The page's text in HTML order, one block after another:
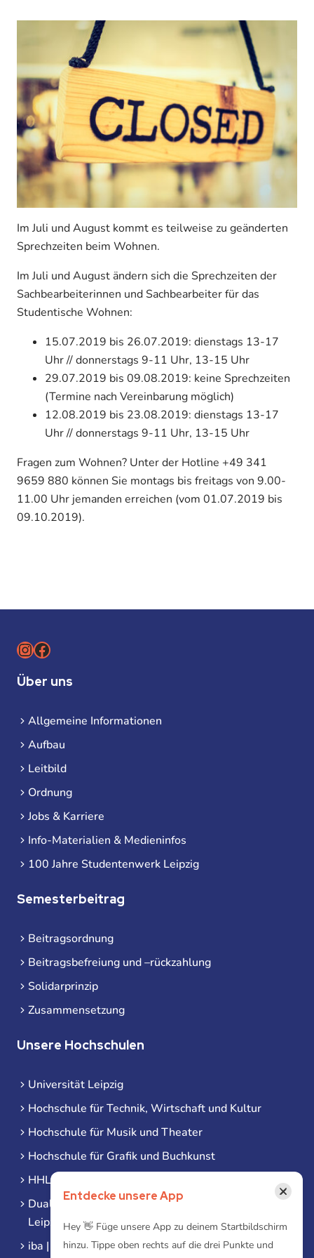
Im Juli und August kommt es teilweise zu geänderten
Sprechzeiten beim Wohnen.
Im Juli und August ändern sich die Sprechzeiten der
Sachbearbeiterinnen und Sachbearbeiter für das
Studentische Wohnen:
15.07.2019 bis 26.07.2019: dienstags 13-17
Uhr // donnerstags 9-11 Uhr, 13-15 Uhr
29.07.2019 bis 09.08.2019: keine Sprechzeiten
(Termine nach Vereinbarung möglich)
12.08.2019 bis 23.08.2019: dienstags 13-17
Uhr // donnerstags 9-11 Uhr, 13-15 Uhr
Fragen zum Wohnen? Unter der Hotline +49 341
9659 880 können Sie montags bis freitags von 9.00-
11.00 Uhr jemanden erreichen (vom 01.07.2019 bis
09.10.2019).
Instagram
Facebook
Über uns
Allgemeine Informationen
Aufbau
Leitbild
Ordnung
Jobs & Karriere
Info-Materialien & Medieninfos
100 Jahre Studentenwerk Leipzig
Semesterbeitrag
Beitragsordnung
Beitragsbefreiung und –rückzahlung
Solidarprinzip
Zusammensetzung
Unsere Hochschulen
Universität Leipzig
Hochschule für Technik, Wirtschaft und Kultur
Hochschule für Musik und Theater
Hochschule für Grafik und Buchkunst
HHL Leipzig
Duale Hochschule Sachsen (DHSN) am Standort
Leipzig
iba | Campus Leipzig
Entdecke unsere App ×
Hey 👋 Füge unsere App zu deinem Startbildschirm
hinzu. Tippe oben rechts auf die drei Punkte und